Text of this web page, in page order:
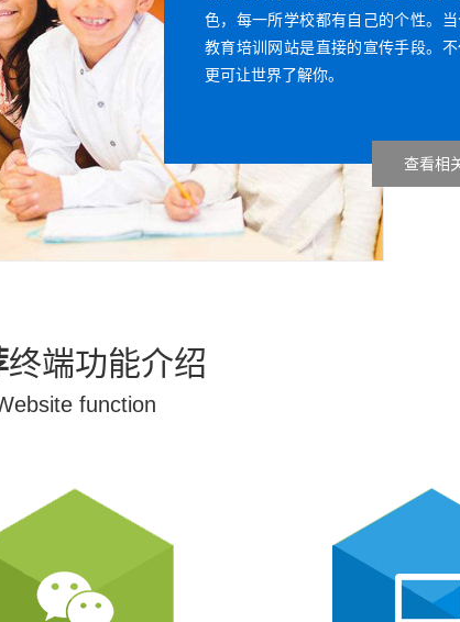
色，每一所学校都有自己的个性。
教育培训网站是直接的宣传手段。
更可让世界了解你。
查看相
终端功能介绍
ebsite function